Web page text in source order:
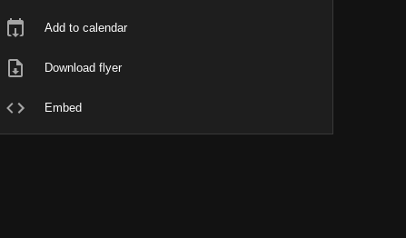
Add to calendar
Download flyer
Embed